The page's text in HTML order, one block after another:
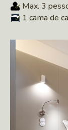
Max. 3
1 cama de